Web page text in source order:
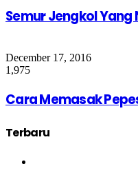
Semur Jengkol Yang
December 17, 2016
1,975
Cara Memasak
Terbaru